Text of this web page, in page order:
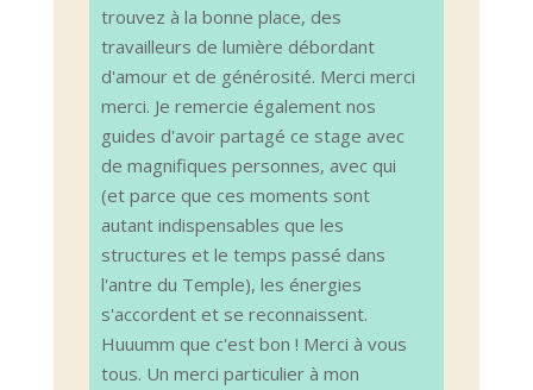
trouvez à la bonne place, des
travailleurs de lumière débordant
d'amour et de générosité. Merci merci
merci. Je remercie également nos
guides d'avoir partagé ce stage avec
de magnifiques personnes, avec qui
(et parce que ces moments sont
autant indispensables que les
structures et le temps passé dans
l'antre du Temple), les énergies
s'accordent et se reconnaissent.
Huuumm que c'est bon ! Merci à vous
tous. Un merci particulier à mon